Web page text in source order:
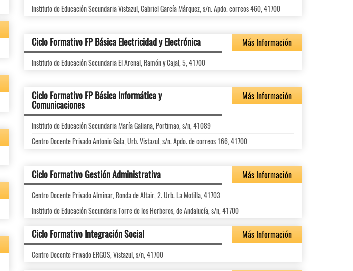
Instituto de Educación Secundaria Vistazul, Gabriel García Márquez, s/n. Apdo. correos 460, 41700
Ciclo Formativo FP Básica Electricidad y Electrónica Más Información
Instituto de Educación Secundaria El Arenal, Ramón y Cajal, 5, 41700
Ciclo Formativo FP Básica Informática y
Comunicaciones
Más Información
Instituto de Educación Secundaria María Galiana, Portimao, s/n, 41089
Centro Docente Privado Antonio Gala, Urb. Vistazul, s/n. Apdo. de correos 166, 41700
Ciclo Formativo Gestión Administrativa Más Información
Centro Docente Privado Alminar, Ronda de Altair, 2. Urb. La Motilla, 41703
Instituto de Educación Secundaria Torre de los Herberos, de Andalucía, s/n, 41700
Ciclo Formativo Integración Social Más Información
Centro Docente Privado ERGOS, Vistazul, s/n, 41700